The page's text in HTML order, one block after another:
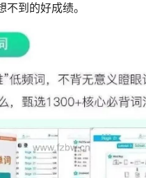
到的好成绩。